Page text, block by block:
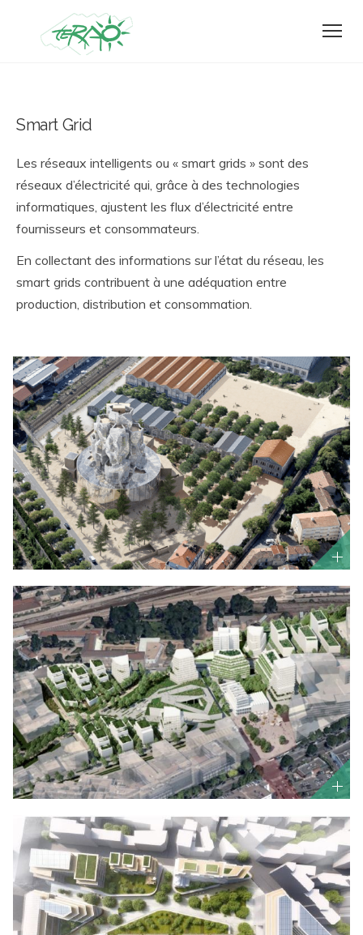
Smart Grid
Les réseaux intelligents ou « smart grids » sont des
réseaux d’électricité qui, grâce à des technologies
informatiques, ajustent les flux d’électricité entre
fournisseurs et consommateurs.
En collectant des informations sur l’état du réseau, les
smart grids contribuent à une adéquation entre
production, distribution et consommation.